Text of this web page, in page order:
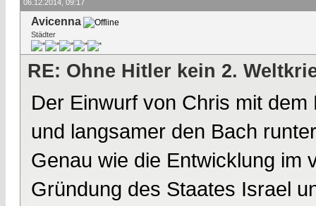
06.12.2014, 09:17
Avicenna
Städter
RE: Ohne Hitler kein 2.
Der Einwurf von Chris mit
und langsamer den Bach
Genau wie die Entwicklung im
Gründung des Staates Israel